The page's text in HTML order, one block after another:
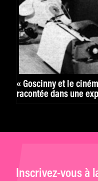
« Goscinny et le
racontée dans une
Inscrivez-vous à